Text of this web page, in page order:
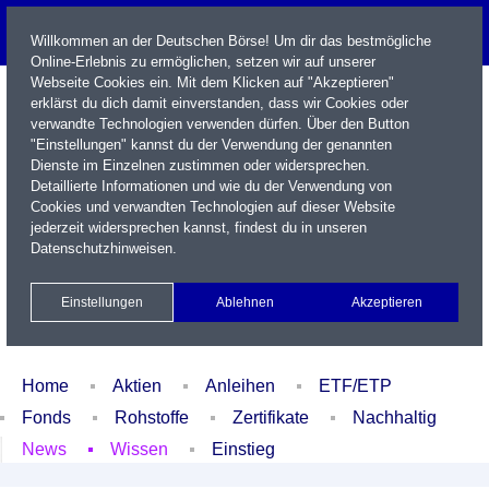
Name / WKN / ISIN / Kürzel
Xetra Realtime
Watchlist Portfolio Login
Home Aktien Anleihen
ETF/ETP
Fonds
Rohstoffe Zertifikate
Nachhaltig
News
Wissen Einstieg
Willkommen an der Deutschen Börse! Um dir das bestmögliche
Online-Erlebnis zu ermöglichen, setzen wir auf unserer
Webseite Cookies ein. Mit dem Klicken auf "Akzeptieren"
erklärst du dich damit einverstanden, dass wir Cookies oder
verwandte Technologien verwenden dürfen. Über den Button
"Einstellungen" kannst du der Verwendung der genannten
Dienste im Einzelnen zustimmen oder widersprechen.
Detaillierte Informationen und wie du der Verwendung von
Cookies und verwandten Technologien auf dieser Website
jederzeit widersprechen kannst, findest du in unseren
Datenschutzhinweisen.
Einstellungen Ablehnen Akzeptieren